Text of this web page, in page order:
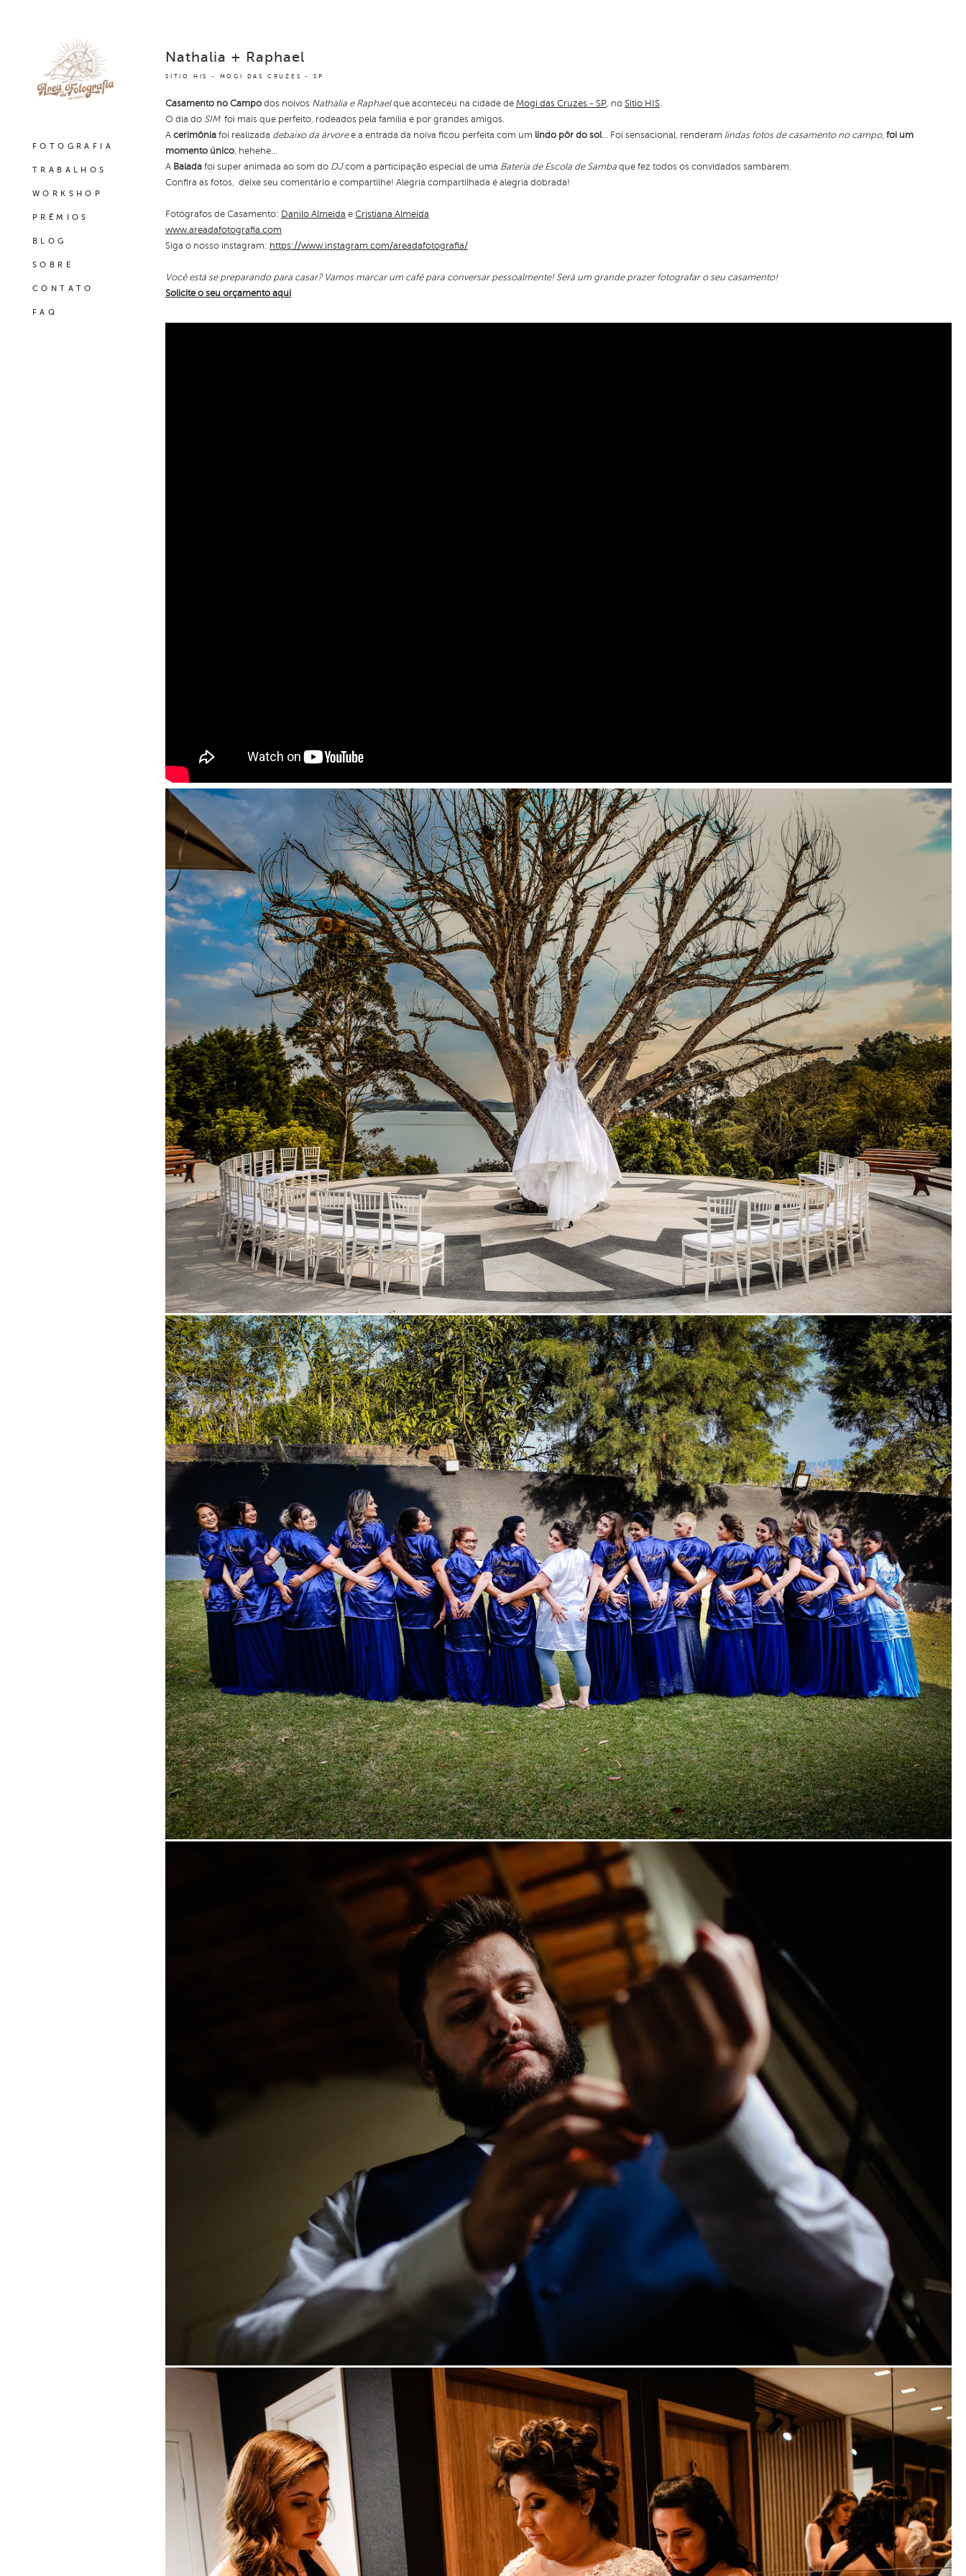
FOTOGRAFIA
TRABALHOS
WORKSHOP
PRÊMIOS
BLOG
SOBRE
CONTATO
FAQ
SÍTIO HIS - MOGI DAS CRUZES - SP
Nathalia + Raphael
Casamento no Campo dos noivos Nathalia e Raphaelque aconteceu na cidade de Mogi das Cruzes - SP, no Sítio HIS.
O dia do SIMfoi mais que perfeito, rodeados pela família e por grandes amigos.
A cerimônia foi realizada debaixo da árvoree a entrada da noiva ficou perfeita com um lindo pôr do sol... Foi sensacional, renderam lindas fotos de casamento no campo, foi um
momento único, hehehe...
A Balada foi super animada ao som do DJcom a participação especial de uma Bateria de Escola de Samba que fez todos os convidados sambarem.
Confira as fotos, deixe seu comentário e compartilhe! Alegria compartilhada é alegria dobrada!
Fotógrafos de Casamento: Danilo Almeida e Cristiana Almeida
www.areadafotografia.com
Siga o nosso instagram: https://www.instagram.com/areadafotografia/
Você está se preparando para casar? Vamos marcar um café para conversar pessoalmente! Será um grande prazer fotografar o seu casamento!
Solicite o seu orçamento aqui